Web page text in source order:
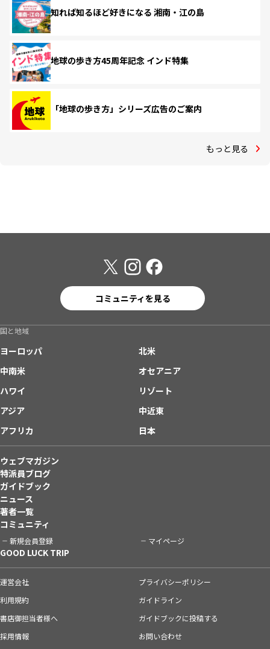
知れば知るほど好きになる 湘南・江の島
地球の歩き方45周年記念 インド特集
「地球の歩き方」シリーズ広告のご案内
もっと見る
コミュニティを見る
国と地域
ヨーロッパ
北米
中南米
オセアニア
ハワイ
リゾート
アジア
中近東
アフリカ
日本
ウェブマガジン
特派員ブログ
ガイドブック
ニュース
著者一覧
コミュニティ
新規会員登録 マイページ
GOOD LUCK TRIP
運営会社
プライバシーポリシー
利用規約
ガイドライン
書店御担当者様へ
ガイドブックに投稿する
採用情報
お問い合わせ